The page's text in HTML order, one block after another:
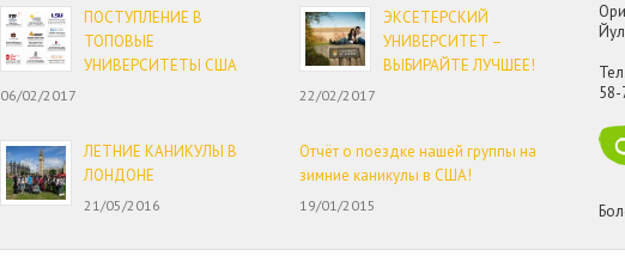
ПОСТУПЛЕНИЕ В
ТОПОВЫЕ
УНИВЕРСИТЕТЫ США
06/02/2017
ЛЕТНИЕ КАНИКУЛЫ В
ЛОНДОНЕ
21/05/2016
ЭКСЕТЕРСКИЙ
УНИВЕРСИТЕТ –
ВЫБИРАЙТЕ ЛУЧШЕЕ!
22/02/2017
Отчёт о поездке нашей группы на
зимние каникулы в США!
19/01/2015
58-